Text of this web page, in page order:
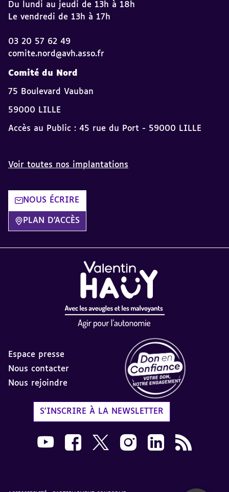
Du lundi au jeudi de 13h à 18h
Le vendredi de 13h à 17h
03 20 57 62 49
comite.nord@avh.asso.fr
Comité du Nord
75 Boulevard Vauban
59000 LILLE
Accès au Public : 45 rue du Port - 59000 LILLE
Voir toutes nos implantations
NOUS ÉCRIRE
PLAN D'ACCÈS
Espace presse
Nous contacter
Nous rejoindre
S'INSCRIRE À LA NEWSLETTER
Nous suivre sur Youtube AVH dans une
Nous suivre sur Facebook AVH dans
Nous suivre sur X AVH dans une
Nous suivre sur Instagram
Nous suivre sur
Flux RSS